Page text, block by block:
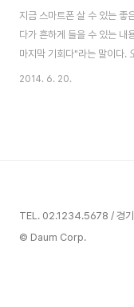
지금 스마트폰 살 수 있는 좋
다가 흔하게 들을 수 있는 내
마지막 기회다"라는 말이다.
어본다. "지금 조건 괜찮아요
있는 정말로 좋은 기회라고
2014. 6. 20.
TEL. 02.1234.5678 / 경기
© Daum Corp.